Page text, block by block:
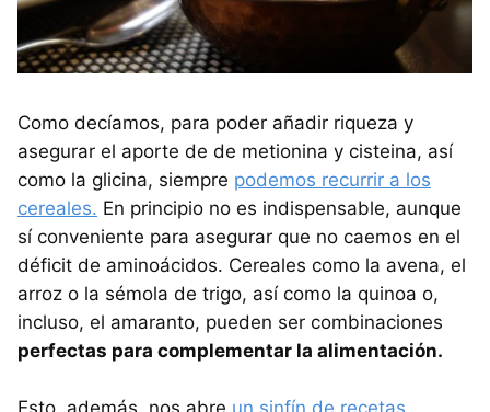
Como decíamos, para poder añadir riqueza y
asegurar el aporte de de metionina y cisteina, así
como la glicina, siempre podemos recurrir a los
cereales. En principio no es indispensable, aunque
sí conveniente para asegurar que no caemos en el
déficit de aminoácidos. Cereales como la avena, el
arroz o la sémola de trigo, así como la quinoa o,
incluso, el amaranto, pueden ser combinaciones
perfectas para complementar la alimentación.